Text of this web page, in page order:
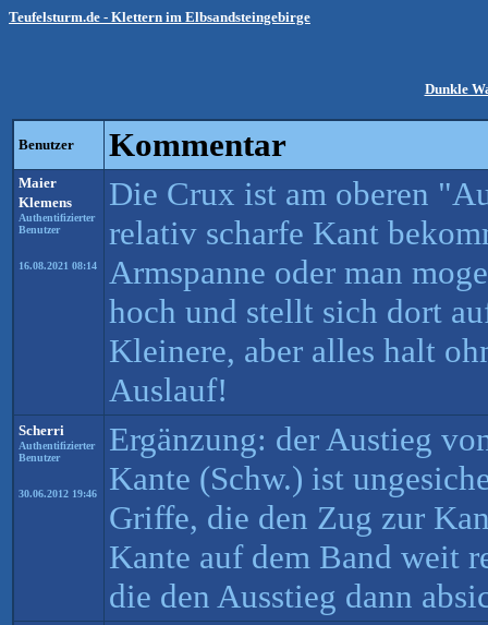
Teufelsturm.de - Klettern im Elbsandsteingebirge
Dunkle
Benutzer Kommentar
Maier
Klemens
Authentifizierter
Benutzer
16.08.2021 08:14
Die Crux ist am oberen
relativ scharfe Kant
Armspanne oder man
hoch und stellt sich dort
Kleinere, aber alles halt
Auslauf!
Scherri
Authentifizierter
Benutzer
30.06.2012 19:46
Ergänzung: der Austieg
Kante (Schw.) ist
Griffe, die den Zug zur
Kante auf dem Band weit
die den Ausstieg dann